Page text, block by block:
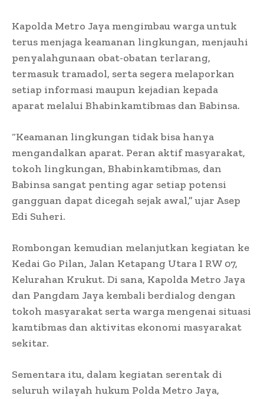
Kapolda Metro Jaya mengimbau warga untuk
terus menjaga keamanan lingkungan, menjauhi
penyalahgunaan obat-obatan terlarang,
termasuk tramadol, serta segera melaporkan
setiap informasi maupun kejadian kepada
aparat melalui Bhabinkamtibmas dan Babinsa.
“Keamanan lingkungan tidak bisa hanya
mengandalkan aparat. Peran aktif masyarakat,
tokoh lingkungan, Bhabinkamtibmas, dan
Babinsa sangat penting agar setiap potensi
gangguan dapat dicegah sejak awal,” ujar Asep
Edi Suheri.
Rombongan kemudian melanjutkan kegiatan ke
Kedai Go Pilan, Jalan Ketapang Utara I RW 07,
Kelurahan Krukut. Di sana, Kapolda Metro Jaya
dan Pangdam Jaya kembali berdialog dengan
tokoh masyarakat serta warga mengenai situasi
kamtibmas dan aktivitas ekonomi masyarakat
sekitar.
Sementara itu, dalam kegiatan serentak di
seluruh wilayah hukum Polda Metro Jaya,